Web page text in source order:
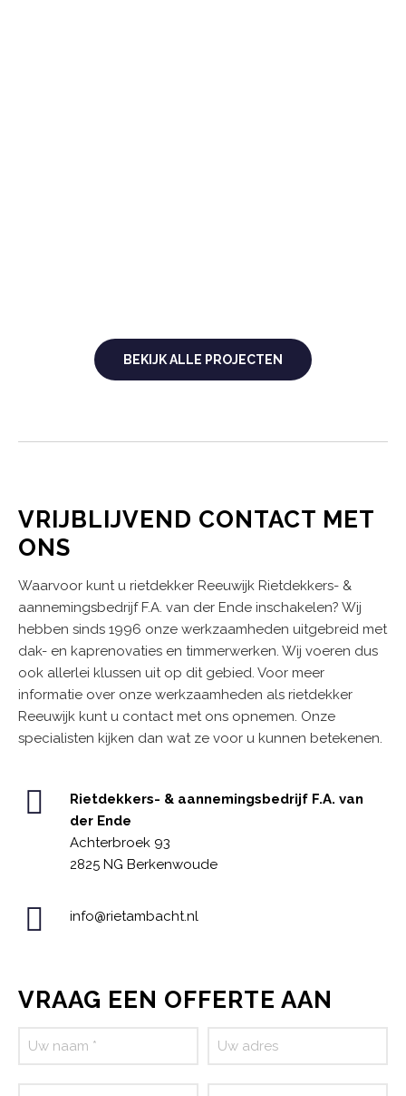
BEKIJK ALLE PROJECTEN
VRIJBLIJVEND CONTACT MET
ONS
Waarvoor kunt u rietdekker Reeuwijk Rietdekkers- &
aannemingsbedrijf F.A. van der Ende inschakelen? Wij
hebben sinds 1996 onze werkzaamheden uitgebreid met
dak- en kaprenovaties en timmerwerken. Wij voeren dus
ook allerlei klussen uit op dit gebied. Voor meer
informatie over onze werkzaamheden als rietdekker
Reeuwijk kunt u contact met ons opnemen. Onze
specialisten kijken dan wat ze voor u kunnen betekenen.
Rietdekkers- & aannemingsbedrijf F.A. van
der Ende
Achterbroek 93
2825 NG Berkenwoude
info@rietambacht.nl
VRAAG EEN OFFERTE AAN